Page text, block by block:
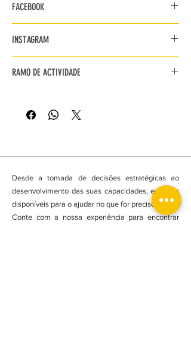
FACEBOOK
es
INSTAGRAM
gues
RAMO DE ACTIVIDADE
Canalização, Eletricidade, Cimentos,
de Sótão e muito mais.
Desde a tomada de decisões estratégicas ao
desenvolvimento das suas capacidades, estamos
disponíveis para o ajudar no que for preciso.
Conte com a nossa experiência para encontrar